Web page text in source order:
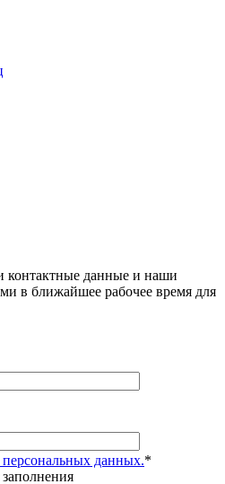
контактные данные и наши
в ближайшее рабочее время для
персональных данных.*